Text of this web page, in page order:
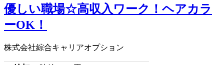
優しい職場☆高収入ワーク！ヘアカラ
ーOK！
株式会社綜合キャリアオプション